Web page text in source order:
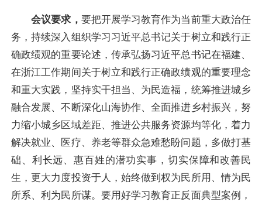
会议要求， 要把开展学习教育作为当前重大政治任
务，持续深入组织学习习近平总书记关于树立和践行正
确政绩观的重要论述，传承弘扬习近平总书记在福建、
在浙江工作期间关于树立和践行正确政绩观的重要理念
和重大实践，坚持实干担当、为民造福，统筹推进城乡
融合发展、不断深化山海协作、全面推进乡村振兴，努
力缩小城乡区域差距、推进公共服务资源均等化，着力
解决就业、医疗、养老等群众急难愁盼问题，多做打基
础、利长远、惠百姓的潜功实事，切实保障和改善民
生，更大力度投资于人，始终做到权为民所用、情为民
所系、利为民所谋。要用好学习教育正反面典型案例，